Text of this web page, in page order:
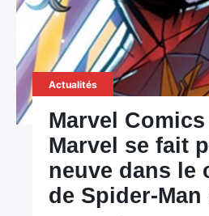
Actualités
Marvel
Marvel se fait
neuve dans le
de Spider-Man